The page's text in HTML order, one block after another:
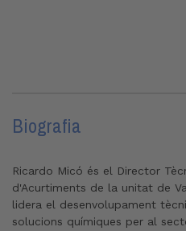
Biografia
Ricardo Micó és el Director
d'Acurtiments de la unitat de
lidera el desenvolupament
solucions químiques per al